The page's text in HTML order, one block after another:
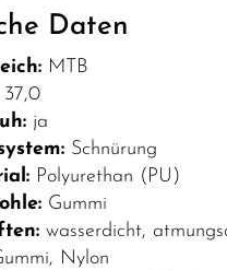
Daten
MTB
37,0
ja
Schnürung
Polyurethan (PU)
Gummi
wasserdicht,
Nylon